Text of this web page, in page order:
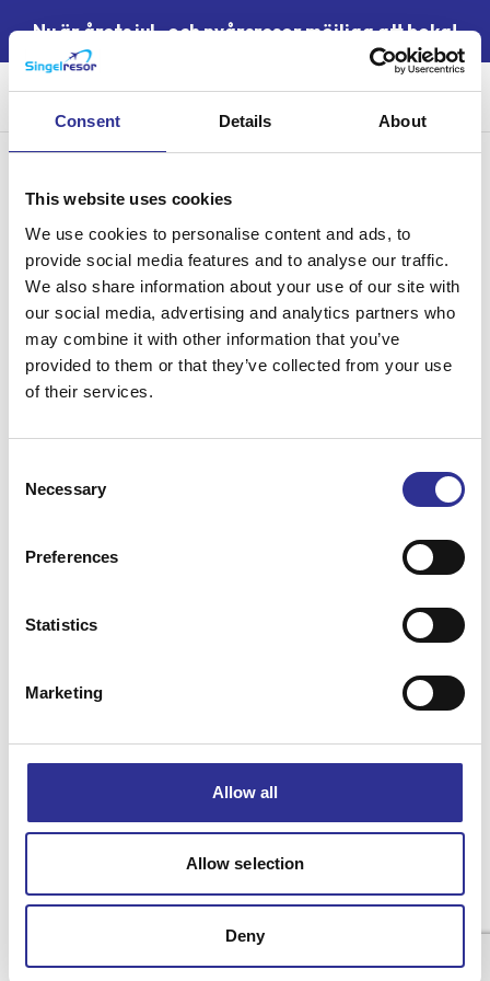
Consent Details About
This website uses cookies
We use cookies to personalise content and ads, to
provide social media features and to analyse our traffic.
We also share information about your use of our site with
our social media, advertising and analytics partners who
may combine it with other information that you’ve
provided to them or that they’ve collected from your use
of their services.
Selection
Necessary
Preferences
Statistics
Marketing
Allow all
Allow selection
Deny
Nu är årets jul- och nyårsresor möjliga att boka!
Sök
Samlingsnamn:
Filippinerna longstay
på ön Siquijor
singelresenärer – oavsett civilstånd. Vi har funnits sedan 2004.
Inför din resa
Resevillkor
Cookiepolicy